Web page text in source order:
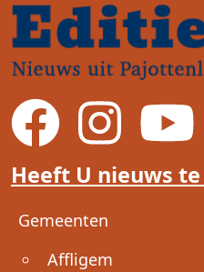
Heeft U nieuws
Voet
Gemeenten
Affligem